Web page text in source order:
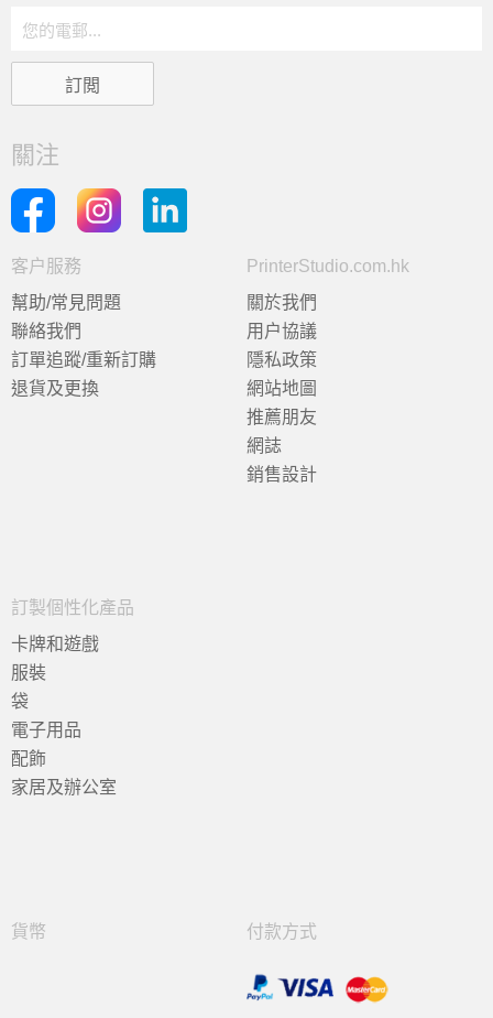
關注
客户服務
幫助/常見問題
聯絡我們
訂單追蹤/重新訂購
退貨及更換
PrinterStudio.com.hk
關於我們
用户協議
隱私政策
網站地圖
推薦朋友
網誌
銷售設計
訂製個性化產品
卡牌和遊戲
服裝
袋
電子用品
配飾
家居及辦公室
貨幣 付款方式